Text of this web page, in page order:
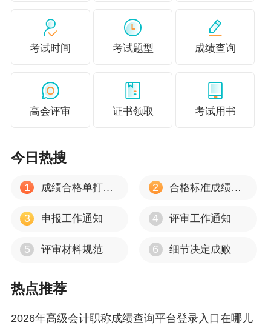
考试时间 考试题型 成绩查询
高会评审 证书领取 考试用书
今日热搜
1 成绩合格单打印流程 2 合格标准成绩有效期
3 申报工作通知 4 评审工作通知
5 评审材料规范 6 细节决定成败
热点推荐
2026年高级会计职称成绩查询平台登录入口在哪儿